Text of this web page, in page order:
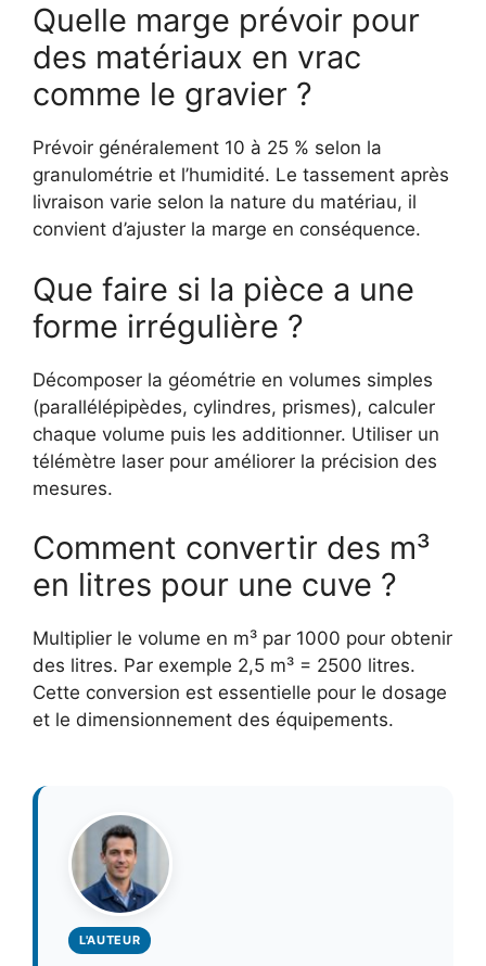
Quelle marge prévoir pour
des matériaux en vrac
comme le gravier ?
Prévoir généralement 10 à 25 % selon la
granulométrie et l’humidité. Le tassement après
livraison varie selon la nature du matériau, il
convient d’ajuster la marge en conséquence.
Que faire si la pièce a une
forme irrégulière ?
Décomposer la géométrie en volumes simples
(parallélépipèdes, cylindres, prismes), calculer
chaque volume puis les additionner. Utiliser un
télémètre laser pour améliorer la précision des
mesures.
Comment convertir des m³
en litres pour une cuve ?
Multiplier le volume en m³ par 1000 pour obtenir
des litres. Par exemple 2,5 m³ = 2500 litres.
Cette conversion est essentielle pour le dosage
et le dimensionnement des équipements.
L'AUTEUR